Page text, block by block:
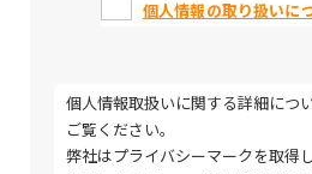
個人情報の取り扱いに
個人情報取扱いに関する詳細につ
ご覧ください。
弊社はプライバシーマークを取得